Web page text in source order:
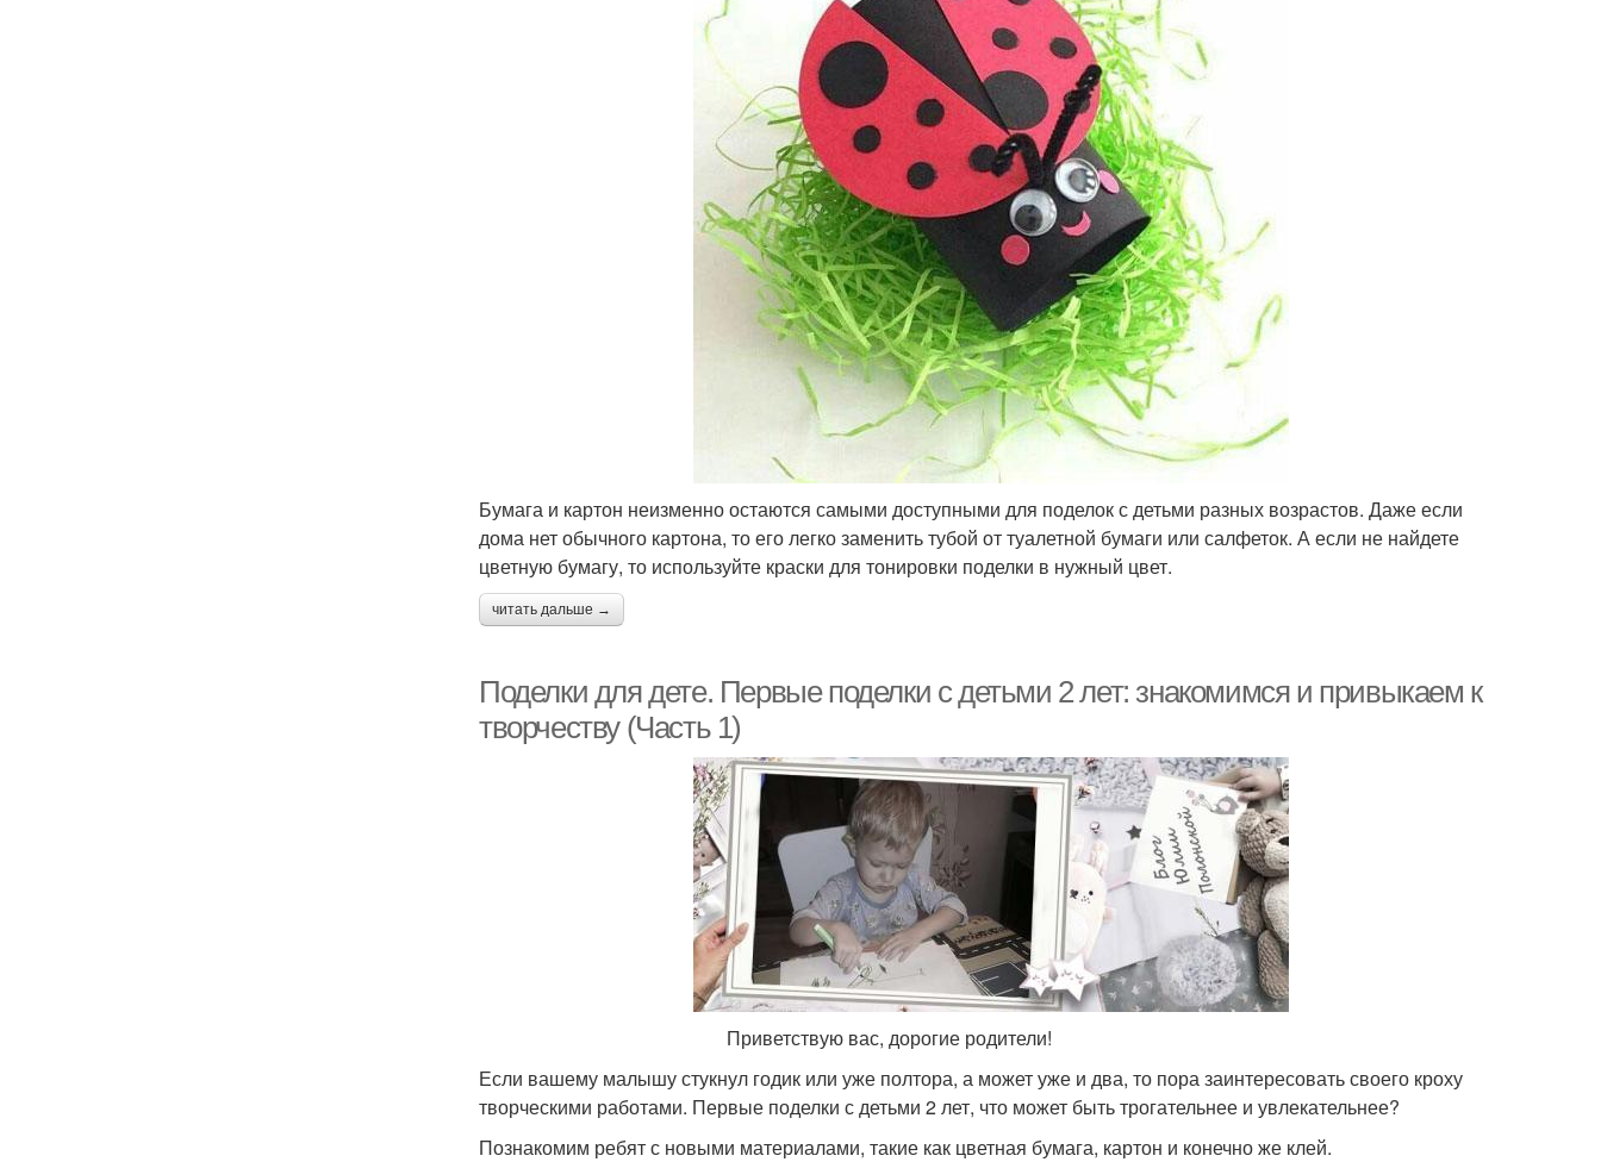
Бумага и картон неизменно остаются самыми доступными для поделок с детьми разных возрастов. Даже если
дома нет обычного картона, то его легко заменить тубой от туалетной бумаги или салфеток. А если не найдете
цветную бумагу, то используйте краски для тонировки поделки в нужный цвет.
читать дальше →
Поделки для дете. Первые поделки с детьми 2 лет: знакомимся и привыкаем к
творчеству (Часть 1)
Приветствую вас, дорогие родители!
Если вашему малышу стукнул годик или уже полтора, а может уже и два, то пора заинтересовать своего кроху
творческими работами. Первые поделки с детьми 2 лет, что может быть трогательнее и увлекательнее?
Познакомим ребят с новыми материалами, такие как цветная бумага, картон и конечно же клей.